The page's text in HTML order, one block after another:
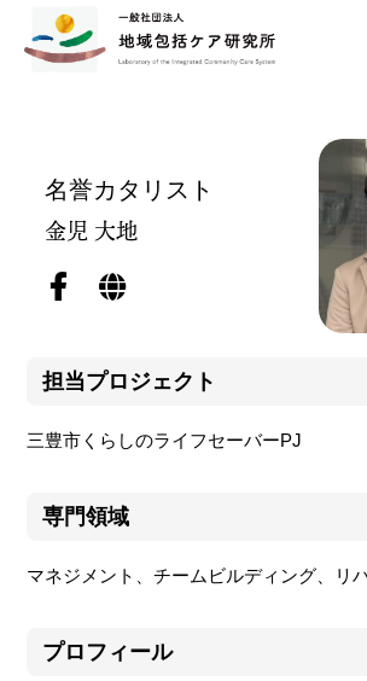
Home > メンバー > 金児 大地
名誉カタリスト
金児 大地
担当プロジェクト
三豊市くらしのライフセーバーPJ
専門領域
マネジメント、チームビルディング、リ
プロフィール